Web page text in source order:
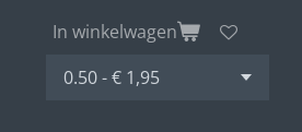
In winkelwagen